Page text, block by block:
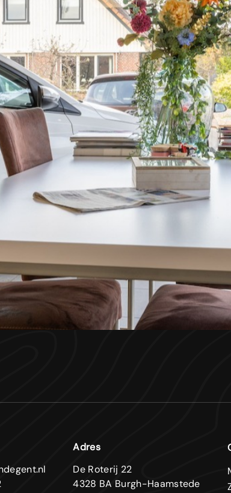
Adres
De Roterij 22
4328 BA Burgh-Haamstede